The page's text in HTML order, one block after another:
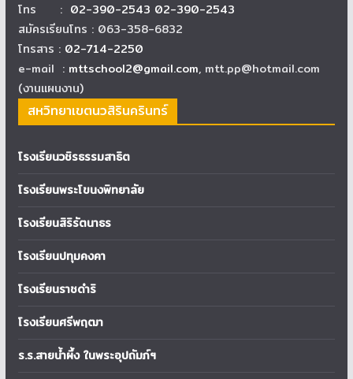
โทร : 02-390-2543 02-390-2543
สมัครเรียนโทร : 063-358-6832
โทรสาร : 02-714-2250
e-mail : mttschool2@gmail.com, mtt.pp@hotmail.com
(งานแผนงาน)
สหวิทยาเขตนวสิรินครินทร์
โรงเรียนวชิรธรรมสาธิต
โรงเรียนพระโขนงพิทยาลัย
โรงเรียนสิริรัตนาธร
โรงเรียนปทุมคงคา
โรงเรียนราชดำริ
โรงเรียนศรีพฤฒา
ร.ร.สายน้ำผึ้ง ในพระอุปถัมภ์ฯ